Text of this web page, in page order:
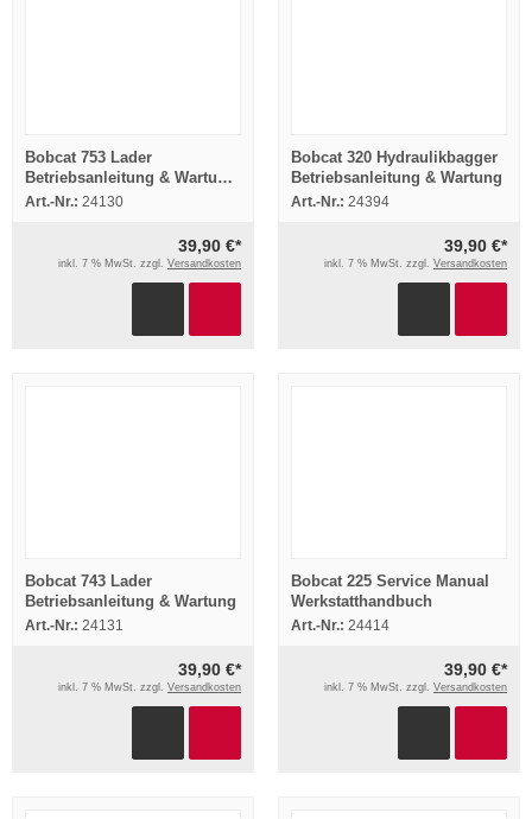
Bobcat 753 Lader
Betriebsanleitung & Wartung
1991
Art.-Nr.: 24130
39,90 €*
inkl. 7 % MwSt. zzgl. Versandkosten
Bobcat 320 Hydraulikbagger
Betriebsanleitung & Wartung
Art.-Nr.: 24394
39,90 €*
inkl. 7 % MwSt. zzgl. Versandkosten
Bobcat 743 Lader
Betriebsanleitung & Wartung
Art.-Nr.: 24131
39,90 €*
inkl. 7 % MwSt. zzgl. Versandkosten
Bobcat 225 Service Manual
Werkstatthandbuch
Art.-Nr.: 24414
39,90 €*
inkl. 7 % MwSt. zzgl. Versandkosten